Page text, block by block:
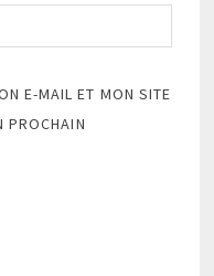
E-MAIL ET MON SITE
PROCHAIN